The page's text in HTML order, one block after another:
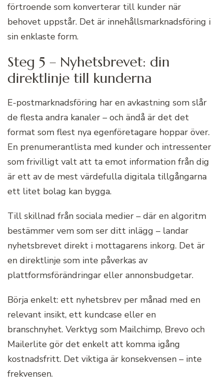
förtroende som konverterar till kunder när
behovet uppstår. Det är innehållsmarknadsföring i
sin enklaste form.
Steg 5 – Nyhetsbrevet: din
direktlinje till kunderna
E-postmarknadsföring har en avkastning som slår
de flesta andra kanaler – och ändå är det det
format som flest nya egenföretagare hoppar över.
En prenumerantlista med kunder och intressenter
som frivilligt valt att ta emot information från dig
är ett av de mest värdefulla digitala tillgångarna
ett litet bolag kan bygga.
Till skillnad från sociala medier – där en algoritm
bestämmer vem som ser ditt inlägg – landar
nyhetsbrevet direkt i mottagarens inkorg. Det är
en direktlinje som inte påverkas av
plattformsförändringar eller annonsbudgetar.
Börja enkelt: ett nyhetsbrev per månad med en
relevant insikt, ett kundcase eller en
branschnyhet. Verktyg som Mailchimp, Brevo och
Mailerlite gör det enkelt att komma igång
kostnadsfritt. Det viktiga är konsekvensen – inte
frekvensen.